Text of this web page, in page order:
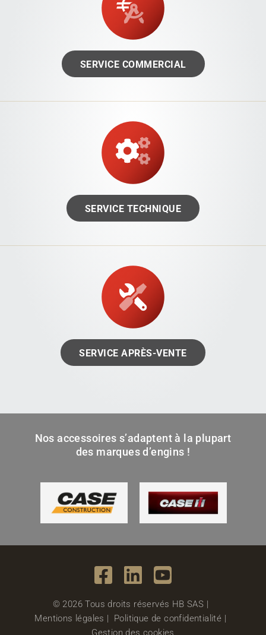
SERVICE COMMERCIAL
SERVICE TECHNIQUE
SERVICE APRÈS-VENTE
Nos accessoires s’adaptent à la plupart
des marques d’engins !
© 2026 Tous droits réservés HB SAS |
Mentions légales | Politique de confidentialité |
Gestion des cookies